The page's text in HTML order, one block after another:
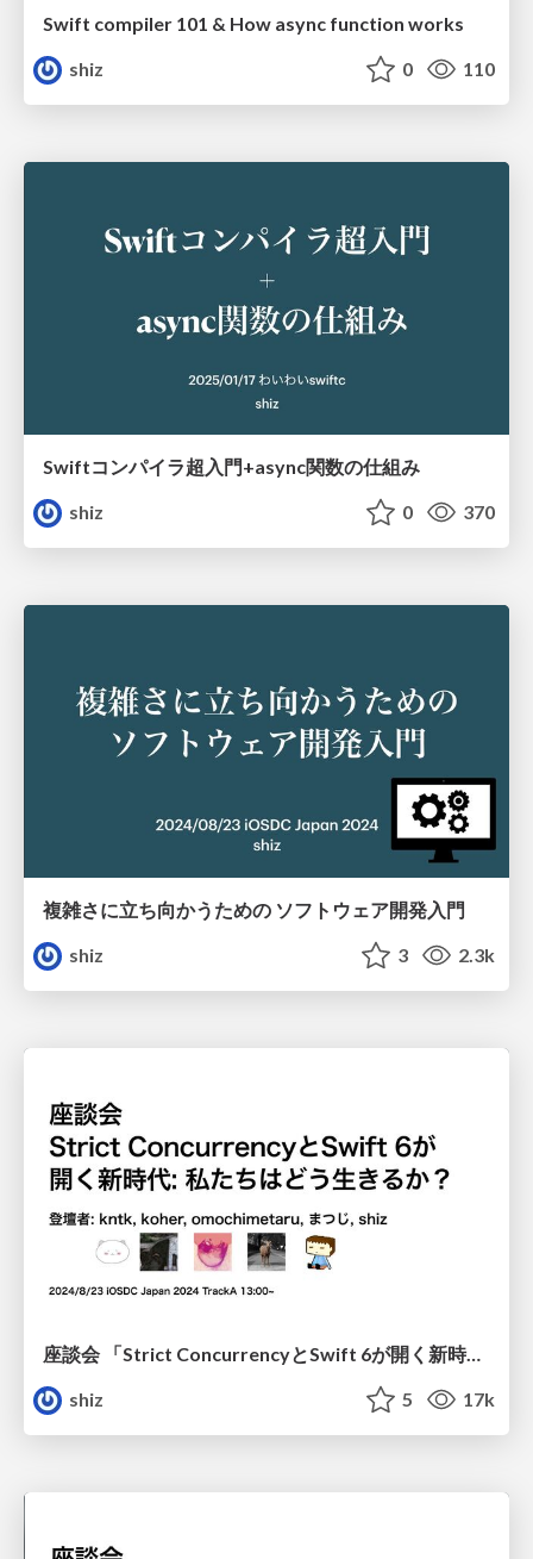
Swift compiler 101 & How async function works
shiz
0 110
Swiftコンパイラ超入門+async関数の仕組み
shiz
0 370
複雑さに立ち向かうための ソフトウェア開発入門
shiz
3 2.3k
座談会 「Strict ConcurrencyとSwift 6が開く新時代: 私たちはどう生きるか？」
shiz
5 17k